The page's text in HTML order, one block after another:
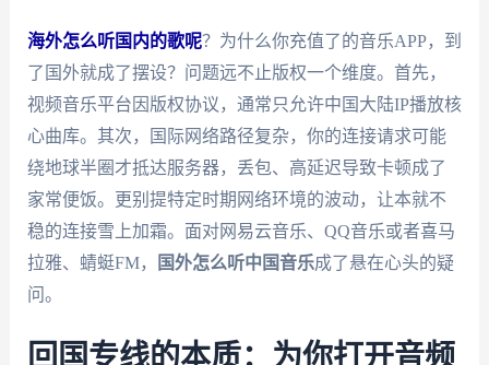
海外怎么听国内的歌呢？为什么你充值了的音乐APP，到
了国外就成了摆设？问题远不止版权一个维度。首先，
视频音乐平台因版权协议，通常只允许中国大陆IP播放核
心曲库。其次，国际网络路径复杂，你的连接请求可能
绕地球半圈才抵达服务器，丢包、高延迟导致卡顿成了
家常便饭。更别提特定时期网络环境的波动，让本就不
稳的连接雪上加霜。面对网易云音乐、QQ音乐或者喜马
拉雅、蜻蜓FM，
国外怎么听中国音乐成了悬在心头的疑
问。
回国专线的本质：为你打开音频